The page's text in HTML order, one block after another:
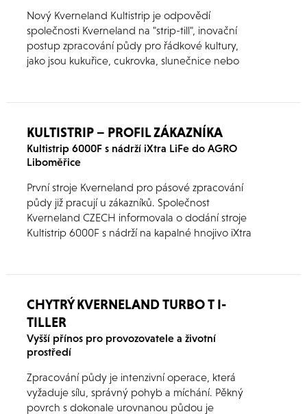
Nový Kverneland Kultistrip je odpovědí
společnosti Kverneland na "strip-till", inovační
postup zpracování půdy pro řádkové kultury,
jako jsou kukuřice, cukrovka, slunečnice nebo
KULTISTRIP – PROFIL ZÁKAZNÍKA
Kultistrip 6000F s nádrží iXtra LiFe do AGRO
Liboměřice
První stroje Kverneland pro pásové zpracování
půdy již pracují u zákazníků. Společnost
Kverneland CZECH informovala o dodání stroje
Kultistrip 6000F s nádrží na kapalné hnojivo iXtra
CHYTRÝ KVERNELAND TURBO T I-
TILLER
Vyšší přínos pro provozovatele a životní
prostředí
Zpracování půdy je intenzivní operace, která
vyžaduje sílu, správný pohyb a míchání. Pěkný
povrch s dokonale urovnanou půdou je